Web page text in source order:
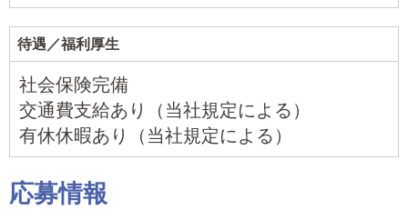
待遇／福利厚生
社会保険完備
交通費支給あり（当社規定による）
有休休暇あり（当社規定による）
応募情報